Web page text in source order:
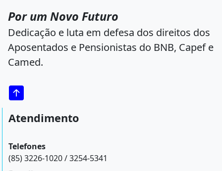
Por um Novo Futuro
Dedicação e luta em defesa dos direitos dos
Aposentados e Pensionistas do BNB, Capef e
Camed.
Atendimento
Telefones
(85) 3226-1020 / 3254-5341